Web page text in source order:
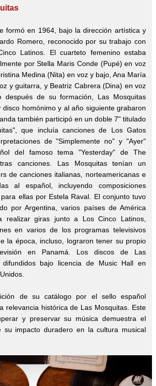
formó en 1964, bajo la dirección artística y
Romero, reconocido por su trabajo con
Latinos. El cuarteto femenino estaba
por Stella Maris Conde (Pupé) en voz
Medina (Nita) en voz y bajo, Ana María
y guitarra, y Beatriz Cabrera (Dina) en voz
después de su formación, Las Mosquitas
disco homónimo y al año siguiente grabaron
también participó en un doble 7" titulado
que incluía canciones de Los Gatos
de "Simplemente no" y "Ayer"
del famoso tema "Yesterday" de The
canciones. Las Mosquitas tenían un
de canciones italianas, norteamericanas e
al español, incluyendo composiciones
ellas por Estela Raval. El conjunto tuvo
por Argentina, varios países de América
realizar giras junto a Los Cinco Latinos,
en varios de los programas televisivos
la época, incluso, lograron tener su propio
en Panamá.
Los discos de Las
difundidos bajo licencia de Music Hall en
de su catálogo por el sello español
relevancia histórica de Las Mosquitas. Este
y preservar su música demuestra el
su impacto duradero en la cultura musical